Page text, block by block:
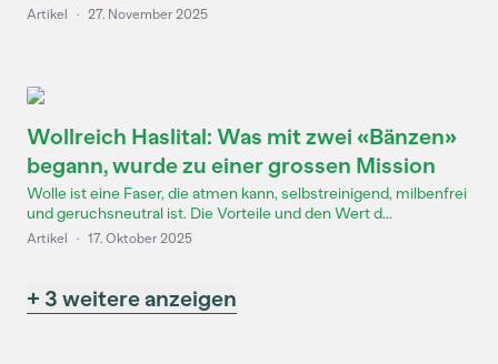
Artikel · 27. November 2025
Wollreich Haslital: Was mit zwei «Bänzen»
begann, wurde zu einer grossen Mission
Wolle ist eine Faser, die atmen kann, selbstreinigend, milbenfrei
und geruchsneutral ist. Die Vorteile und den Wert d...
Artikel · 17. Oktober 2025
+ 3 weitere anzeigen